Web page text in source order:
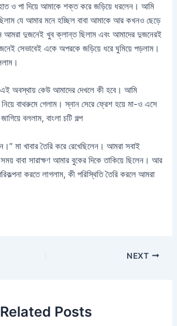
হাত ও পা দিয়ে আমাকে শক্ত করে জড়িয়ে ধরলেন। আমি
যে আমার মনে হচ্ছিল বাবা আমাকে আর কখনও ছেড়ে
আমরা দুজনেই খুব ক্লান্ত ছিলাম এবং আমাদের দুজনেরই
সেভাবেই একে অপরকে জড়িয়ে ধরে ঘুমিয়ে পড়লাম।
অবস্থায় কেউ আমাদের দেখলে কী হবে। আমি
নিয়ে বাথরুমে গেলাম। স্নান সেরে ফ্রেশ হয়ে মা-ও এসে
বললাম, বাংলা চটি গল্প
মা খাবার তৈরি করে রেখেছিলেন। আমরা সবাই
বাবা সারাক্ষণ আমার বুকের দিকে তাকিয়ে ছিলেন। আর
করতে লাগলাম, কী পরিস্থিতি তৈরি করলে আমরা
NEXT
Related Posts